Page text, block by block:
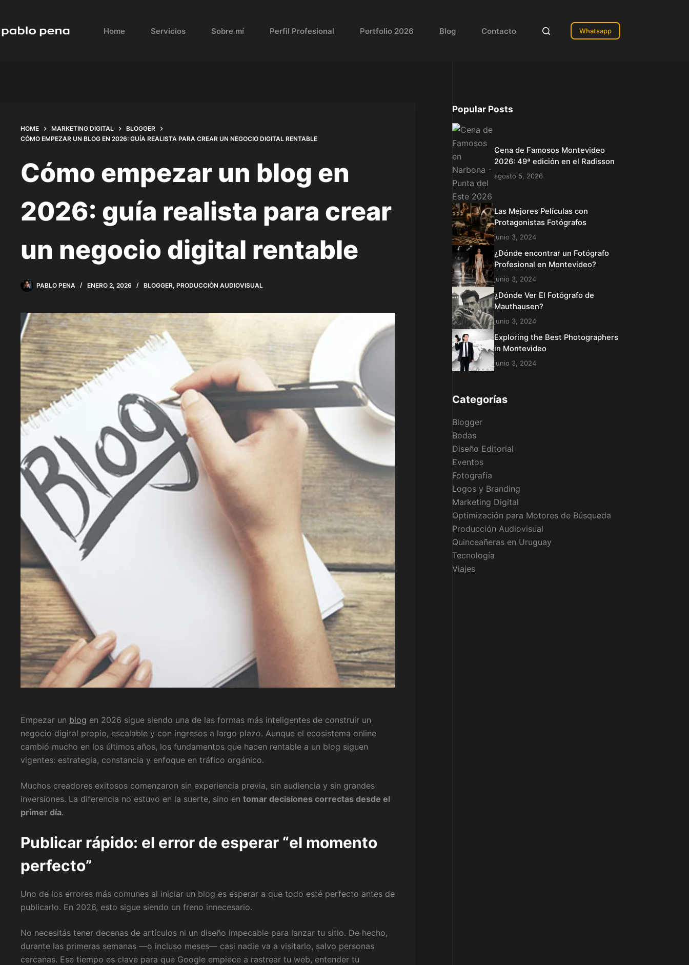
content
Home Servicios Sobre mí Perfil Profesional Portfolio 2026 Blog Contacto Whatsapp
HOME MARKETING DIGITAL
BLOGGER
CÓMO EMPEZAR UN BLOG EN 2026: GUÍA REALISTA PARA CREAR UN NEGOCIO DIGITAL RENTABLE
Cómo empezar un blog en
2026: guía realista para crear
un negocio digital rentable
PABLO PENA ENERO 2, 2026 BLOGGER, PRODUCCIÓN AUDIOVISUAL
Empezar un blog en 2026 sigue siendo una de las formas más inteligentes de construir un
negocio digital propio, escalable y con ingresos a largo plazo. Aunque el ecosistema online
cambió mucho en los últimos años, los fundamentos que hacen rentable a un blog siguen
vigentes: estrategia, constancia y enfoque en tráfico orgánico.
Muchos creadores exitosos comenzaron sin experiencia previa, sin audiencia y sin grandes
inversiones. La diferencia no estuvo en la suerte, sino en tomar decisiones correctas desde el
primer día.
Publicar rápido: el error de esperar “el momento
perfecto”
Uno de los errores más comunes al iniciar un blog es esperar a que todo esté perfecto antes de
publicarlo. En 2026, esto sigue siendo un freno innecesario.
No necesitás tener decenas de artículos ni un diseño impecable para lanzar tu sitio. De hecho,
durante las primeras semanas —o incluso meses— casi nadie va a visitarlo, salvo personas
cercanas. Ese tiempo es clave para que Google empiece a rastrear tu web, entender tu
Popular Posts
Cena de Famosos Montevideo
2026: 49ª edición en el Radisson
agosto 5, 2026
Las Mejores Películas con
Protagonistas Fotógrafos
junio 3, 2024
¿Dónde encontrar un Fotógrafo
Profesional en Montevideo?
junio 3, 2024
¿Dónde Ver El Fotógrafo de
Mauthausen?
junio 3, 2024
Exploring the Best Photographers
in Montevideo
junio 3, 2024
Categorías
Blogger
Bodas
Diseño Editorial
Eventos
Fotografía
Logos y Branding
Marketing Digital
Optimización para Motores de Búsqueda
Producción Audiovisual
Quinceañeras en Uruguay
Tecnología
Viajes